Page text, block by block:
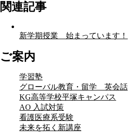
関連記事
新学期授業 始まっています！
ご案内
学習塾
グローバル教育・留学 英会話
KG高等学校平塚キャンパス
AO 入試対策
看護医療系受験
未来を拓く新講座